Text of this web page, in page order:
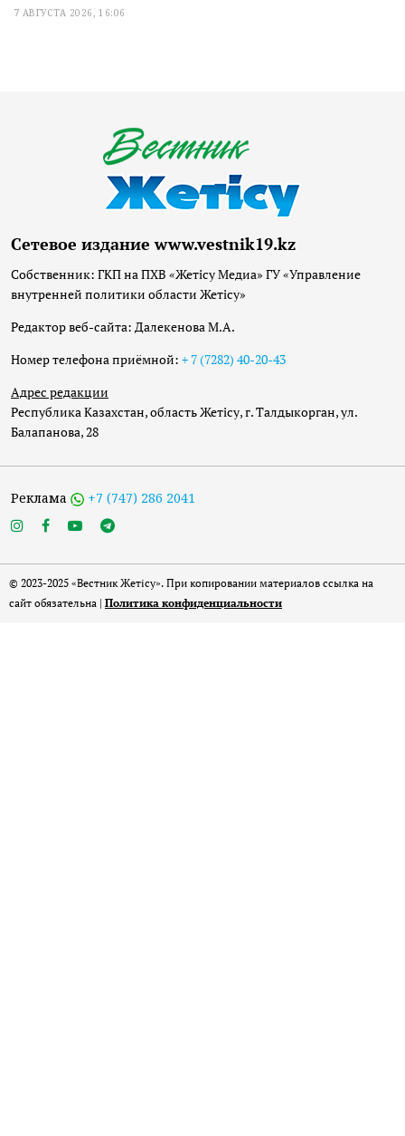
7 АВГУСТА 2026, 16:06
Сетевое издание www.vestnik19.kz
Собственник: ГКП на ПХВ «Жетісу Медиа» ГУ «Управление
внутренней политики области Жетісу»
Редактор веб-сайта: Далекенова М.А.
Номер телефона приёмной: + 7 (7282) 40-20-43
Адрес редакции
Республика Казахстан, область Жетісу, г. Талдыкорган, ул.
Балапанова, 28
Реклама +7 (747) 286 2041
© 2023-2025 «Вестник Жетісу». При копировании материалов ссылка на
сайт обязательна | Политика конфиденциальности